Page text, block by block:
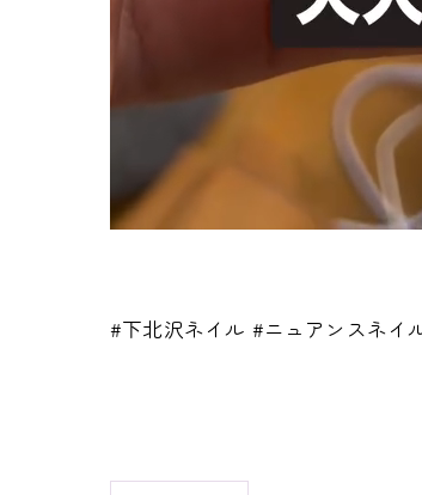
#下北沢ネイル #ニュアンスネイ